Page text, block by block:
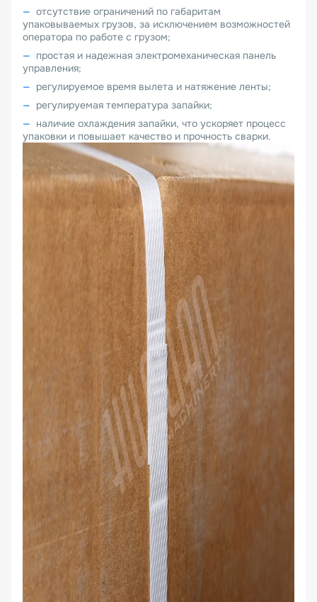
отсутствие ограничений по габаритам
упаковываемых грузов, за исключением возможностей
оператора по работе с грузом;
простая и надежная электромеханическая панель
управления;
регулируемое время вылета и натяжение ленты;
регулируемая температура запайки;
наличие охлаждения запайки, что ускоряет процесс
упаковки и повышает качество и прочность сварки.